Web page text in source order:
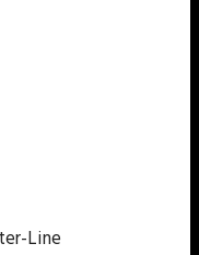
Line